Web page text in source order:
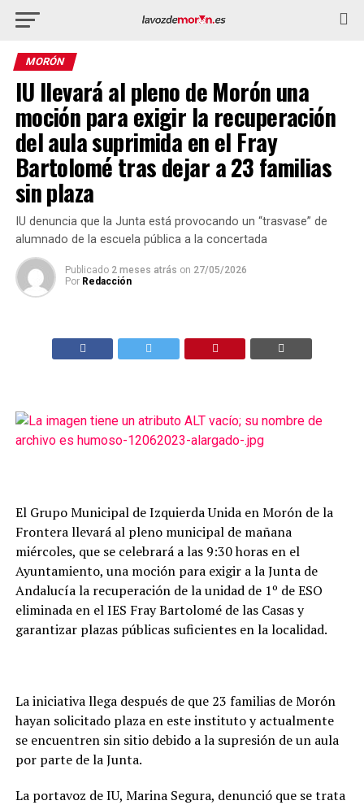
MORÓN
IU llevará al pleno de Morón una
moción para exigir la recuperación
del aula suprimida en el Fray
Bartolomé tras dejar a 23 familias
sin plaza
IU denuncia que la Junta está provocando un “trasvase” de
alumnado de la escuela pública a la concertada
Publicado 2 meses atrás on 27/05/2026
Por Redacción
El Grupo Municipal de Izquierda Unida en Morón de la
Frontera llevará al pleno municipal de mañana
miércoles, que se celebrará a las 9:30 horas en el
Ayuntamiento, una moción para exigir a la Junta de
Andalucía la recuperación de la unidad de 1º de ESO
eliminada en el IES Fray Bartolomé de las Casas y
garantizar plazas públicas suficientes en la localidad.
La iniciativa llega después de que 23 familias de Morón
hayan solicitado plaza en este instituto y actualmente
se encuentren sin sitio debido a la supresión de un aula
por parte de la Junta.
La portavoz de IU, Marina Segura, denunció que se trata